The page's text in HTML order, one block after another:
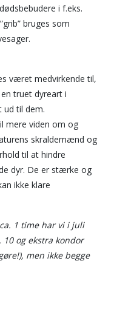
i f.eks.
bruges som
været medvirkende til,
truet dyreart i
ud til dem.
mere viden om og
skraldemænd og
til at hindre
dyr. De er stærke og
ikke klare
1 time har vi i juli
og ekstra kondor
men ikke begge